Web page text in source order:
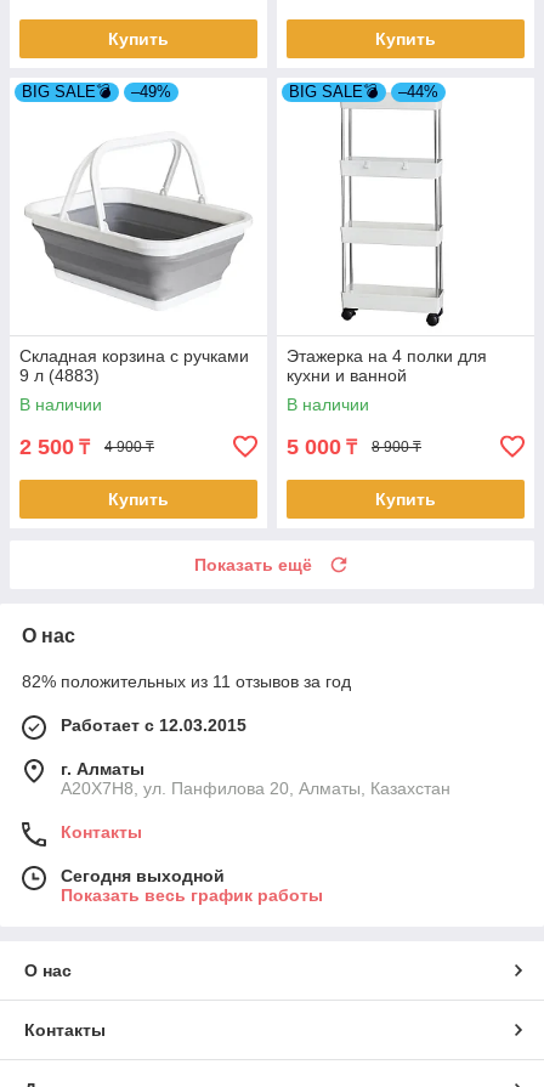
Купить Купить
BIG SALE💣 –49%
Складная корзина с ручками
9 л (4883)
В наличии
2 500 ₸ 4 900 ₸
Купить
BIG SALE💣 –44%
Этажерка на 4 полки для
кухни и ванной
В наличии
5 000 ₸ 8 900 ₸
Купить
Показать ещё
О нас
82% положительных из 11 отзывов за год
Работает с 12.03.2015
г. Алматы
A20X7H8, ул. Панфилова 20, Алматы, Казахстан
Контакты
Сегодня выходной
Показать весь график работы
О нас
Контакты